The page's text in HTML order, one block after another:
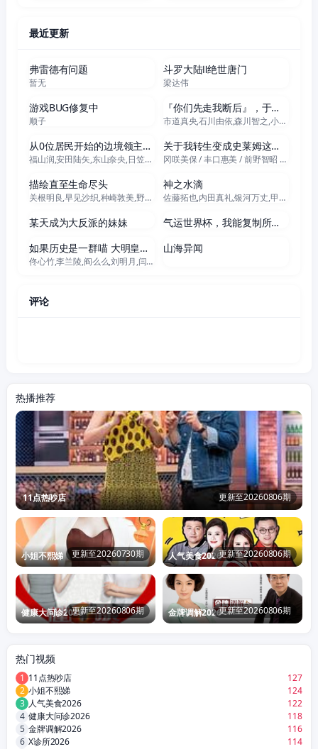
最近更新
弗雷德有问题
暂无
斗罗大陆Ⅱ绝世唐门
梁达伟
游戏BUG修复中
顺子
『你们先走我断后』，于是10年后我成为了传说
市道真央,石川由依,森川智之,小山刚志,梶原岳人,相良茉优,木下铃奈,花井美春,丸冈和佳奈,小坂井祐莉绘
从0位居民开始的边境领主大人
福山润,安田陆矢,东山奈央,日笠阳子,若山诗音,坂泰斗,白石晴香,松田健一郎,伊藤美来,阿保玛利亚,鲸
全17集
关于我转生变成史莱姆这档事第四季
冈咲美保 / 丰口惠美 / 前野智昭 / 古川慎 / 千本木彩花
更新至06集
描绘直至生命尽头
关根明良,早见沙织,种崎敦美,野上尤加奈,井上喜久子,日高范子,仁见纱绫
全18集
神之水滴
佐藤拓也,内田真礼,银河万丈,甲斐田裕子,浦山迅,龟梨和也,藤真秀,渡边美佐,内田夕夜
更新至68集
某天成为大反派的妹妹
更新至08集
气运世界杯，我能复制所有球星技能
更新至06集
如果历史是一群喵 大明皇朝篇
佟心竹,李兰陵,阎么么,刘明月,闫夜桥,叶知秋,李轻扬,常蓉珊,狐三少
更新至10集
山海异闻
评论
热播推荐
更新至20260806期
11点热吵店
更新至20260730期
小姐不熙娣 更新至20260806期
人气美食2026
更新至20260806期
健康大问诊2026 更新至20260806期
金牌调解2026
热门视频
1 11点热吵店
127
2 小姐不熙娣
124
3 人气美食2026
122
4 健康大问诊2026
118
5 金牌调解2026
116
6 X诊所2026
114